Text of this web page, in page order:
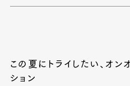
この夏にトライしたい、オン
ション